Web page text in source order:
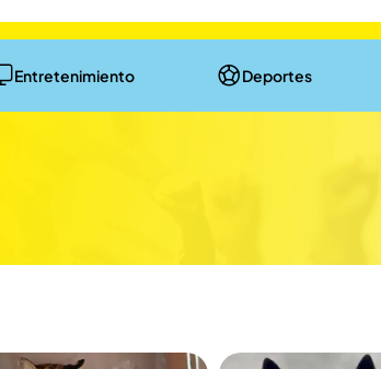
Entretenimiento Deportes